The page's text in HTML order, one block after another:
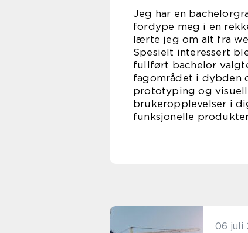
Jeg har en
fordype meg i en
lærte jeg om alt fra
Spesielt interessert
fullført bachelor
fagområdet i dybden
prototyping og visuell
brukeropplevelser i
funksjonelle
06 juli